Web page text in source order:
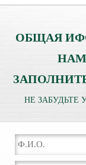
ОБЩАЯ
НАМ
НЕ ЗАБУДЬТЕ